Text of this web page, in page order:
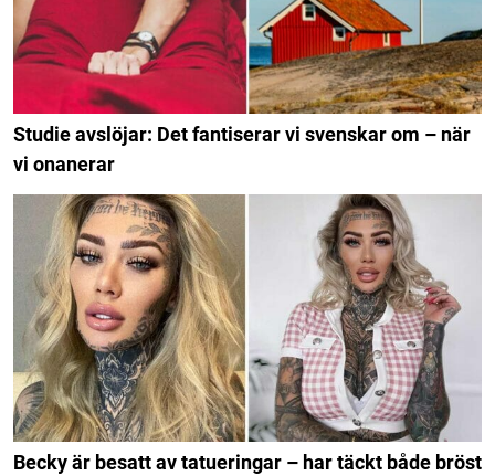
Studie avslöjar: Det fantiserar vi svenskar om – när
vi onanerar
Becky är besatt av tatueringar – har täckt både bröst